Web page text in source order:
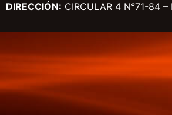
DIRECCIÓN: CIRCULAR 4 N°71-84 –